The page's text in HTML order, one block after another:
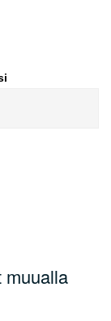
muualla